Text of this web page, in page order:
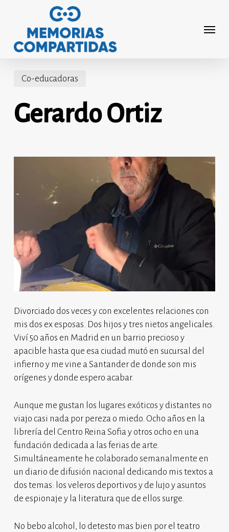
contenido
principal
Co-educadoras
Gerardo Ortiz
Divorciado dos veces y con excelentes relaciones con
mis dos ex esposas. Dos hijos y tres nietos angelicales.
Viví 50 años en Madrid en un barrio precioso y
apacible hasta que esa ciudad mutó en sucursal del
infierno y me vine a Santander de donde son mis
orígenes y donde espero acabar.
Aunque me gustan los lugares exóticos y distantes no
viajo casi nada por pereza o miedo. Ocho años en la
librería del Centro Reina Sofia y otros ocho en una
fundación dedicada a las ferias de arte.
Simultáneamente he colaborado semanalmente en
un diario de difusión nacional dedicando mis textos a
dos temas: los veleros deportivos y de lujo y asuntos
de espionaje y la literatura que de ellos surge.
No bebo alcohol, lo detesto mas bien por el teatro